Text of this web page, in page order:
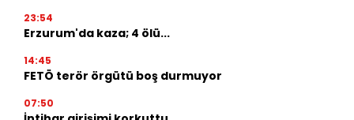
23:54
Erzurum'da kaza; 4 ölü...
14:45
FETÖ terör örgütü boş durmuyor
07:50